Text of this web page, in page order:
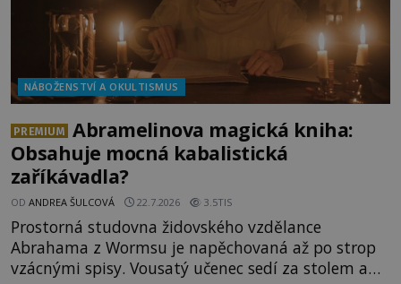
NÁBOŽENSTVÍ A OKULTISMUS
PREMIUM
Abramelinova magická kniha:
Obsahuje mocná kabalistická
zaříkávadla?
OD ANDREA ŠULCOVÁ 22.7.2026 3.5TIS
Prostorná studovna židovského vzdělance
Abrahama z Wormsu je napěchovaná až po strop
vzácnými spisy. Vousatý učenec sedí za stolem a